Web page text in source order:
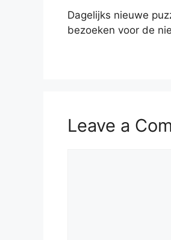
Dagelijks nieuwe
bezoeken voor de
Leave a